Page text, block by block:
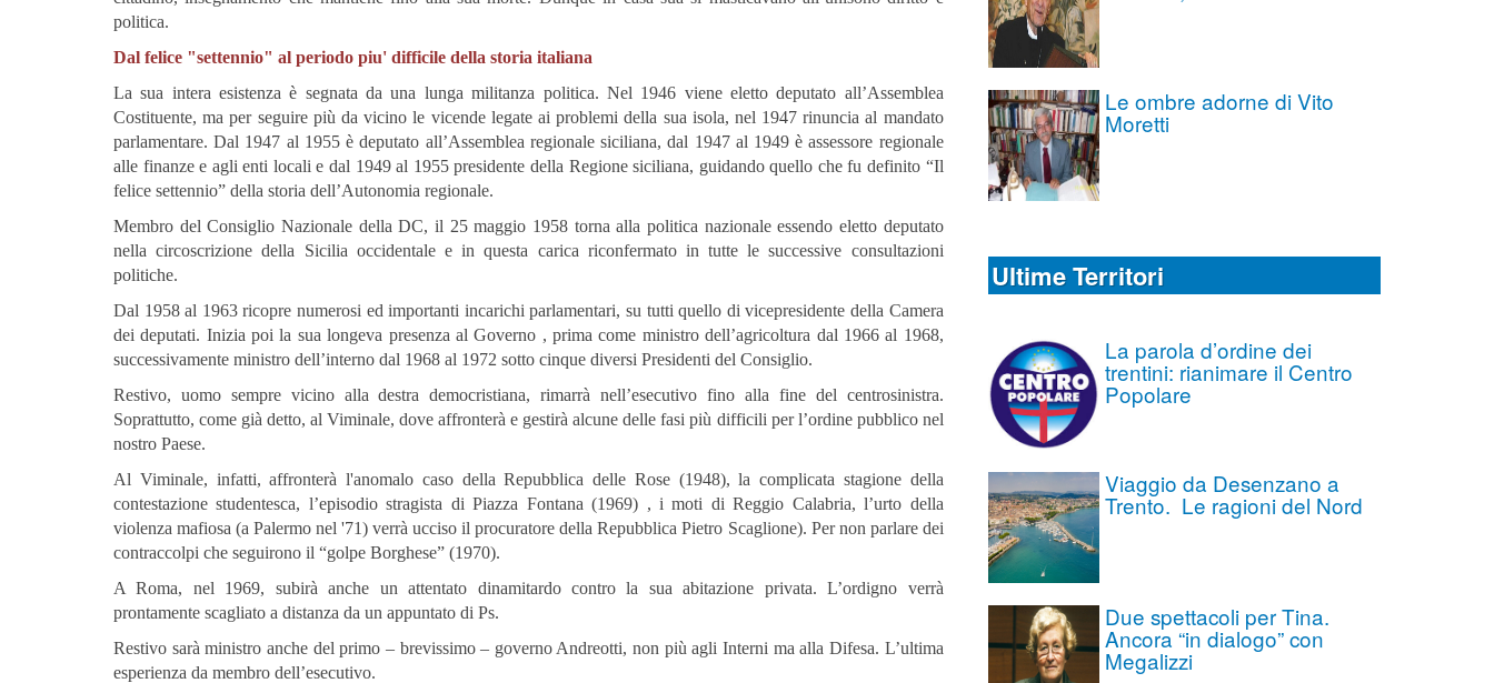
politica.
Dal felice "settennio" al periodo piu' difficile della storia italiana
La sua intera esistenza è segnata da una lunga militanza politica. Nel 1946 viene eletto deputato all’Assemblea
Costituente, ma per seguire più da vicino le vicende legate ai problemi della sua isola, nel 1947 rinuncia al mandato
parlamentare. Dal 1947 al 1955 è deputato all’Assemblea regionale siciliana, dal 1947 al 1949 è assessore regionale
alle finanze e agli enti locali e dal 1949 al 1955 presidente della Regione siciliana, guidando quello che fu definito “Il
felice settennio” della storia dell’Autonomia regionale.
Membro del Consiglio Nazionale della DC, il 25 maggio 1958 torna alla politica nazionale essendo eletto deputato
nella circoscrizione della Sicilia occidentale e in questa carica riconfermato in tutte le successive consultazioni
politiche.
Dal 1958 al 1963 ricopre numerosi ed importanti incarichi parlamentari, su tutti quello di vicepresidente della Camera
dei deputati. Inizia poi la sua longeva presenza al Governo , prima come ministro dell’agricoltura dal 1966 al 1968,
successivamente ministro dell’interno dal 1968 al 1972 sotto cinque diversi Presidenti del Consiglio.
Restivo, uomo sempre vicino alla destra democristiana, rimarrà nell’esecutivo fino alla fine del centrosinistra.
Soprattutto, come già detto, al Viminale, dove affronterà e gestirà alcune delle fasi più difficili per l’ordine pubblico nel
nostro Paese.
Al Viminale, infatti, affronterà l'anomalo caso della Repubblica delle Rose (1948), la complicata stagione della
contestazione studentesca, l’episodio stragista di Piazza Fontana (1969) , i moti di Reggio Calabria, l’urto della
violenza mafiosa (a Palermo nel '71) verrà ucciso il procuratore della Repubblica Pietro Scaglione). Per non parlare dei
contraccolpi che seguirono il “golpe Borghese” (1970).
A Roma, nel 1969, subirà anche un attentato dinamitardo contro la sua abitazione privata. L’ordigno verrà
prontamente scagliato a distanza da un appuntato di Ps.
Restivo sarà ministro anche del primo – brevissimo – governo Andreotti, non più agli Interni ma alla Difesa. L’ultima
esperienza da membro dell’esecutivo.
Le ombre adorne di Vito
Moretti
Ultime Territori
La parola d’ordine dei
trentini: rianimare il Centro
Popolare
Viaggio da Desenzano a
Trento. Le ragioni del Nord
Due spettacoli per Tina.
Ancora “in dialogo” con
Megalizzi